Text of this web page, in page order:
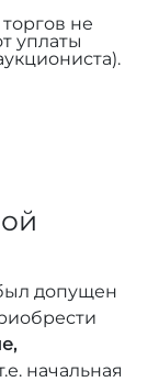
не
уплаты
допущен
начальная